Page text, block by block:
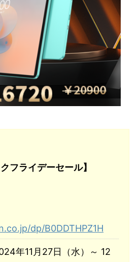
フライデーセール】
dp/B0DDTHPZ1H
年11月27日（水）～ 12